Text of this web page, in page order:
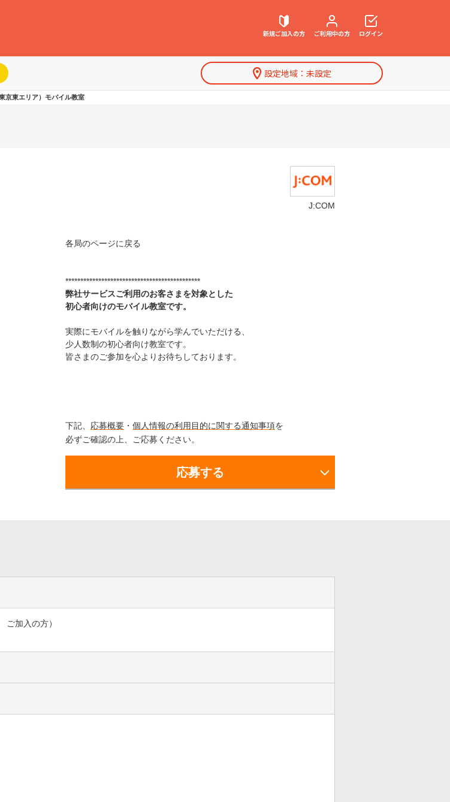
新規ご加入の方 ご利用中の方 ログイン
設定地域： 未設定
特集一覧
国内ドラマ アジアドラマ
バラエティ ドキュメンタリー ・ホビー
京東エリア）モバイル教室
J:COM
各局のページに戻る
*********************************************
弊社サービスご利用のお客さまを対象とした
初心者向けのモバイル教室です。
実際にモバイルを触りながら学んでいただける、
少人数制の初心者向け教室です。
皆さまのご参加を心よりお待ちしております。
下記、 応募概要 ・ 個人情報の利用目的に関する通知事項を
必ずご確認の上、ご応募ください。
応募する
加入の方）